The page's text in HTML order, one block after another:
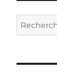
Recherche
pour :